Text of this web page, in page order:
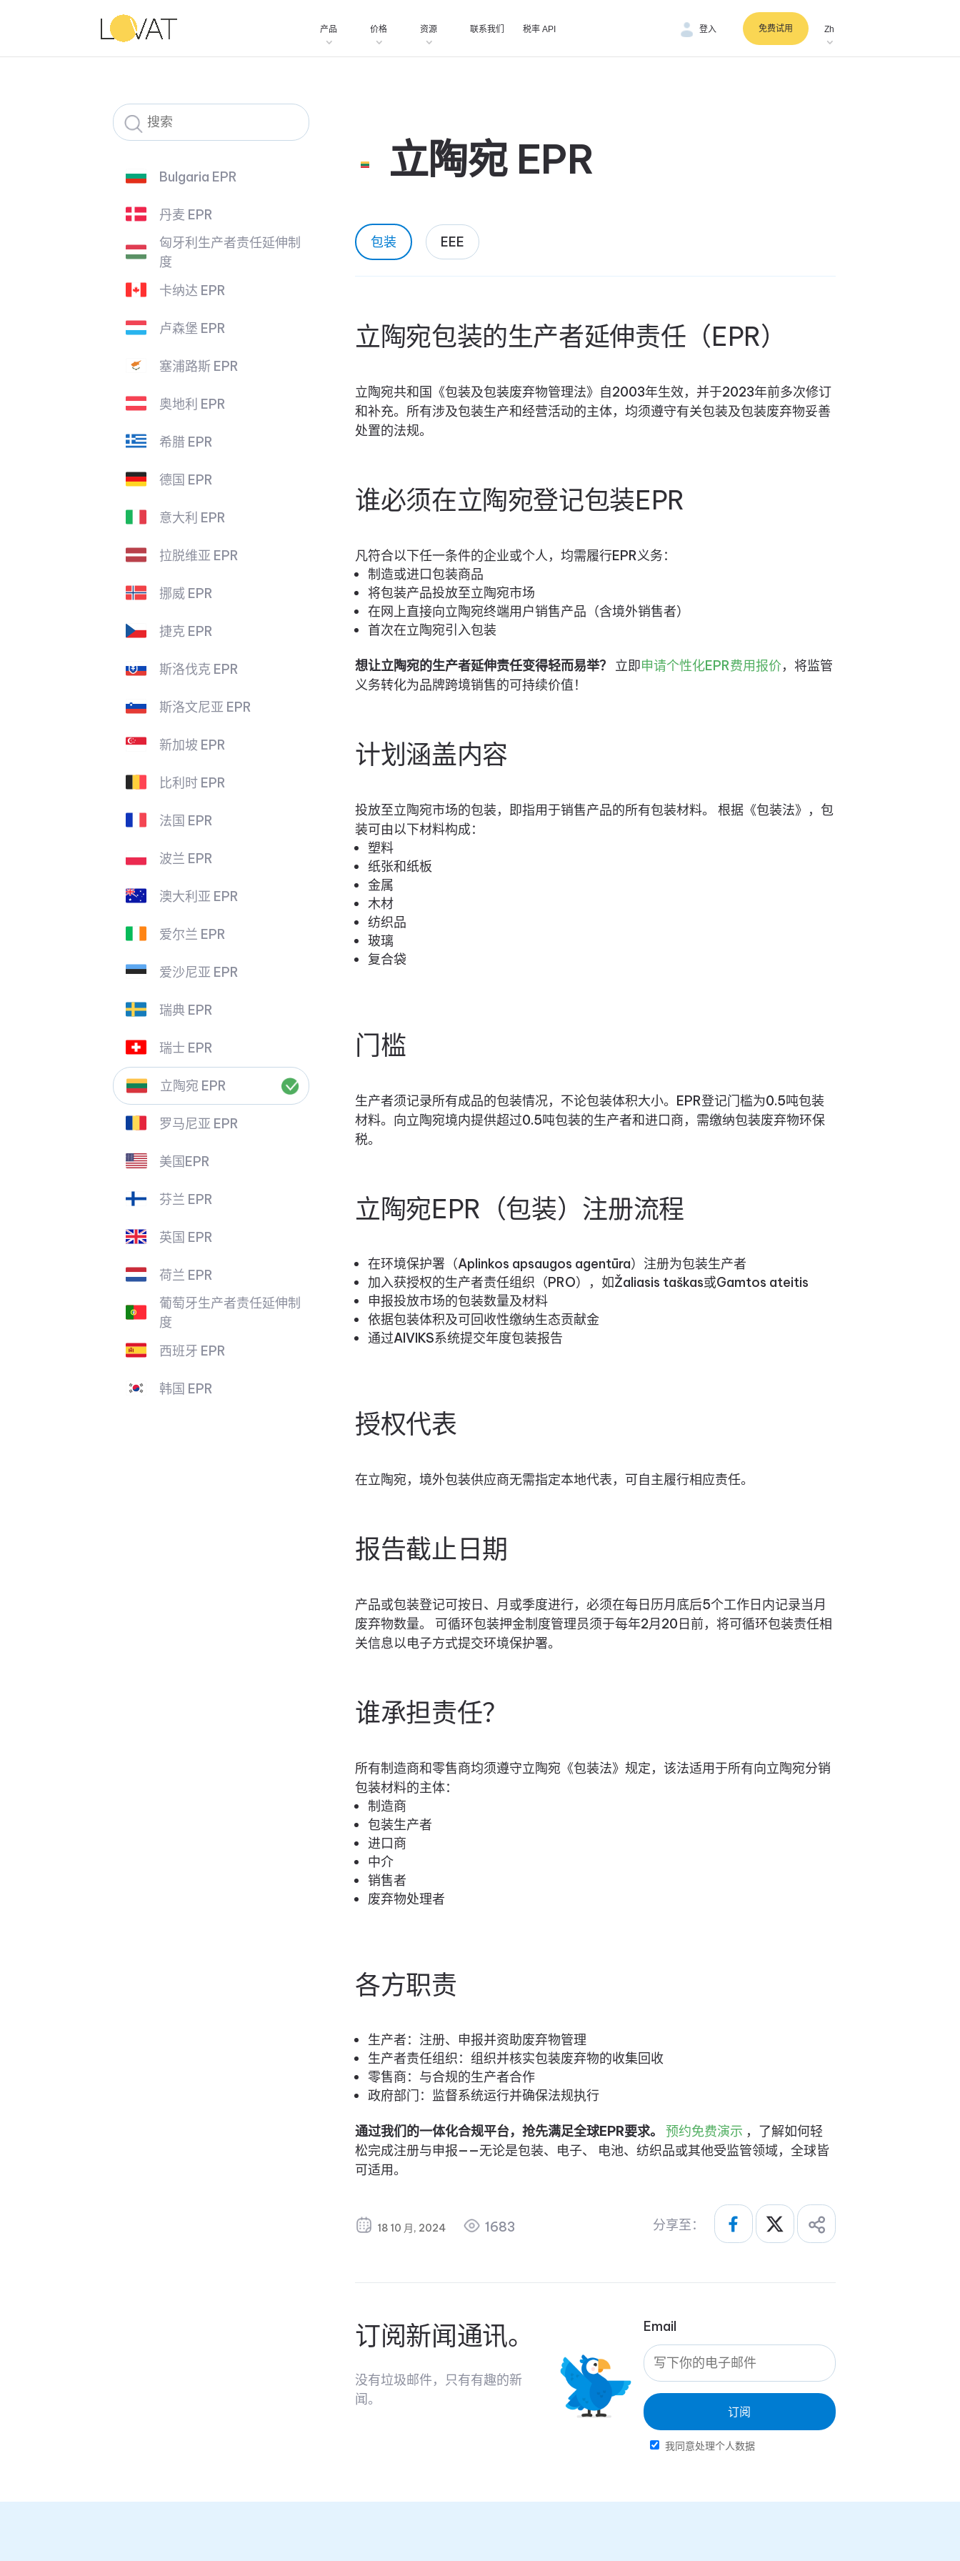
产品 价格 资源 联系我们 Zh
免费试用
登入
税率 API
Bulgaria EPR
丹麦 EPR
匈牙利生产者责任延伸制
度
卡纳达 EPR
卢森堡 EPR
塞浦路斯 EPR
奥地利 EPR
希腊 EPR
德国 EPR
意大利 EPR
拉脱维亚 EPR
挪威 EPR
捷克 EPR
斯洛伐克 EPR
斯洛文尼亚 EPR
新加坡 EPR
比利时 EPR
法国 EPR
波兰 EPR
澳大利亚 EPR
爱尔兰 EPR
爱沙尼亚 EPR
瑞典 EPR
瑞士 EPR
立陶宛 EPR
罗马尼亚 EPR
美国EPR
芬兰 EPR
英国 EPR
荷兰 EPR
葡萄牙生产者责任延伸制
度
西班牙 EPR
韩国 EPR
立陶宛 EPR
包装 EEE
立陶宛包装的生产者延伸责任（EPR）
立陶宛共和国《包装及包装废弃物管理法》自2003年生效，并于2023年前多次修订
和补充。所有涉及包装生产和经营活动的主体，均须遵守有关包装及包装废弃物妥善
处置的法规。
谁必须在立陶宛登记包装EPR
凡符合以下任一条件的企业或个人，均需履行EPR义务：
制造或进口包装商品
将包装产品投放至立陶宛市场
在网上直接向立陶宛终端用户销售产品（含境外销售者）
首次在立陶宛引入包装
想让立陶宛的生产者延伸责任变得轻而易举？ 立即申请个性化EPR费用报价，将监管
义务转化为品牌跨境销售的可持续价值！
计划涵盖内容
投放至立陶宛市场的包装，即指用于销售产品的所有包装材料。 根据《包装法》，包
装可由以下材料构成：
塑料
纸张和纸板
金属
木材
纺织品
玻璃
复合袋
门槛
生产者须记录所有成品的包装情况，不论包装体积大小。EPR登记门槛为0.5吨包装
材料。向立陶宛境内提供超过0.5吨包装的生产者和进口商，需缴纳包装废弃物环保
税。
立陶宛EPR（包装）注册流程
在环境保护署（Aplinkos apsaugos agentūra）注册为包装生产者
加入获授权的生产者责任组织（PRO），如Žaliasis taškas或Gamtos ateitis
申报投放市场的包装数量及材料
依据包装体积及可回收性缴纳生态贡献金
通过AIVIKS系统提交年度包装报告
授权代表
在立陶宛，境外包装供应商无需指定本地代表，可自主履行相应责任。
报告截止日期
产品或包装登记可按日、月或季度进行，必须在每日历月底后5个工作日内记录当月
废弃物数量。 可循环包装押金制度管理员须于每年2月20日前，将可循环包装责任相
关信息以电子方式提交环境保护署。
谁承担责任？
所有制造商和零售商均须遵守立陶宛《包装法》规定，该法适用于所有向立陶宛分销
包装材料的主体：
制造商
包装生产者
进口商
中介
销售者
废弃物处理者
各方职责
生产者：注册、申报并资助废弃物管理
生产者责任组织：组织并核实包装废弃物的收集回收
零售商：与合规的生产者合作
政府部门：监督系统运行并确保法规执行
通过我们的一体化合规平台，抢先满足全球EPR要求。 预约免费演示 ，了解如何轻
松完成注册与申报——无论是包装、电子、 电池、纺织品或其他受监管领域，全球皆
可适用。
18 10 月, 2024 1683 分享至：
订阅新闻通讯。
没有垃圾邮件，只有有趣的新
闻。
Email
订阅
我同意处理个人数据